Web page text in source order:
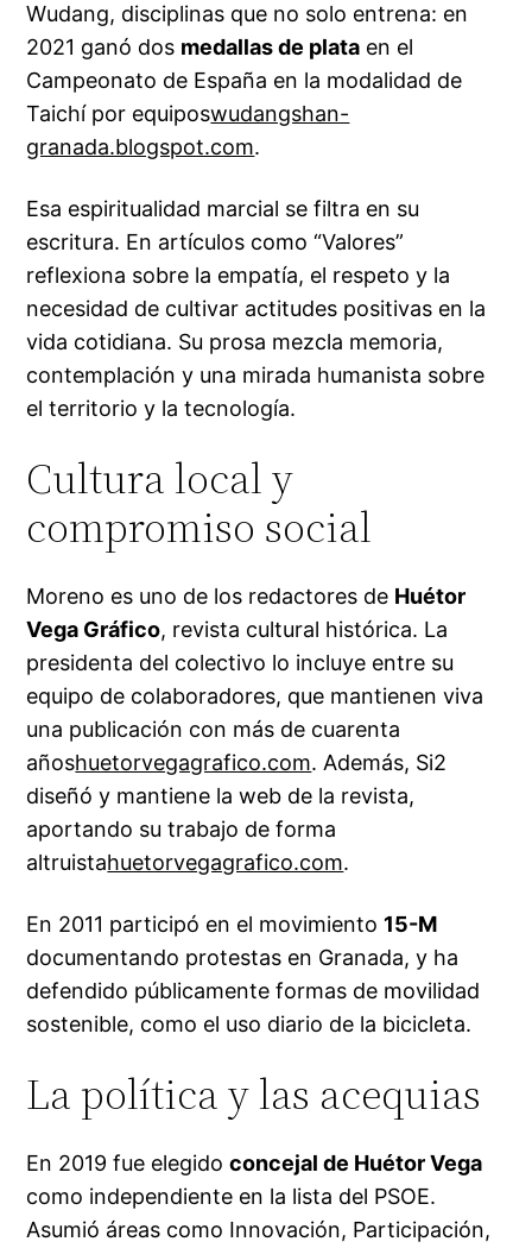
Wudang, disciplinas que no solo entrena: en
2021 ganó dos medallas de plata en el
Campeonato de España en la modalidad de
Taichí por equiposwudangshan-
granada.blogspot.com.
Esa espiritualidad marcial se filtra en su
escritura. En artículos como “Valores”
reflexiona sobre la empatía, el respeto y la
necesidad de cultivar actitudes positivas en la
vida cotidiana. Su prosa mezcla memoria,
contemplación y una mirada humanista sobre
el territorio y la tecnología.
Cultura local y
compromiso social
Moreno es uno de los redactores de Huétor
Vega Gráfico, revista cultural histórica. La
presidenta del colectivo lo incluye entre su
equipo de colaboradores, que mantienen viva
una publicación con más de cuarenta
añoshuetorvegagrafico.com. Además, Si2
diseñó y mantiene la web de la revista,
aportando su trabajo de forma
altruistahuetorvegagrafico.com.
En 2011 participó en el movimiento 15-M
documentando protestas en Granada, y ha
defendido públicamente formas de movilidad
sostenible, como el uso diario de la bicicleta.
La política y las acequias
En 2019 fue elegidoconcejal de Huétor Vega
como independiente en la lista del PSOE.
Asumió áreas como Innovación, Participación,